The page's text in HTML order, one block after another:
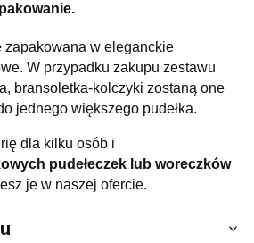
zapakowana w eleganckie
W przypadku zakupu zestawu
bransoletka-kolczyki zostaną one
jednego większego pudełka.
dla kilku osób i
pudełeczek lub woreczków
je w naszej ofercie.